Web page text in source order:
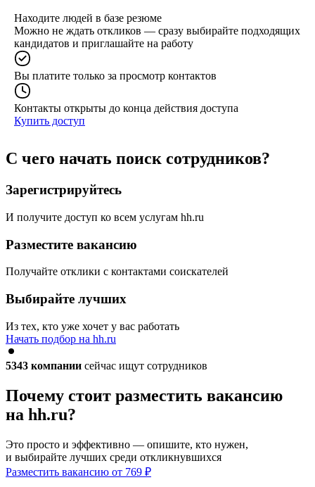
Находите людей в базе резюме
Можно не ждать откликов — сразу выбирайте подходящих
кандидатов и приглашайте на работу
Вы платите только за просмотр контактов
Контакты открыты до конца действия доступа
Купить доступ
С чего начать поиск сотрудников?
Зарегистрируйтесь
И получите доступ ко всем услугам hh.ru
Разместите вакансию
Получайте отклики с контактами соискателей
Выбирайте лучших
Из тех, кто уже хочет у вас работать
Начать подбор на hh.ru
5343 компании сейчас ищут сотрудников
Почему стоит разместить вакансию
на hh.ru?
Это просто и эффективно — опишите, кто нужен,
и выбирайте лучших среди откликнувшихся
Разместить вакансию от 769 ₽